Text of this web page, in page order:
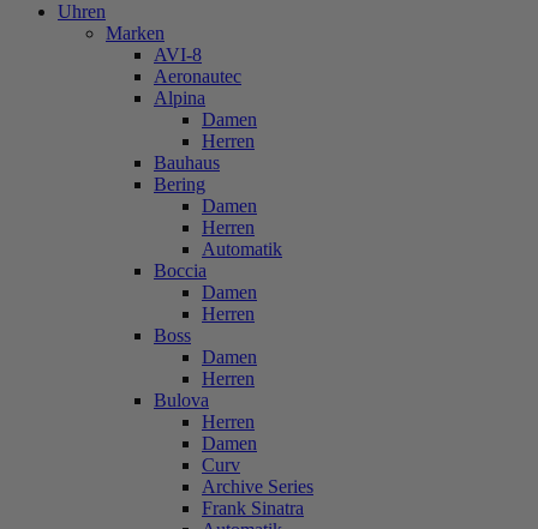
Uhren
Marken
AVI-8
Aeronautec
Alpina
Damen
Herren
Bauhaus
Bering
Damen
Herren
Automatik
Boccia
Damen
Herren
Boss
Damen
Herren
Bulova
Herren
Damen
Curv
Archive Series
Frank Sinatra